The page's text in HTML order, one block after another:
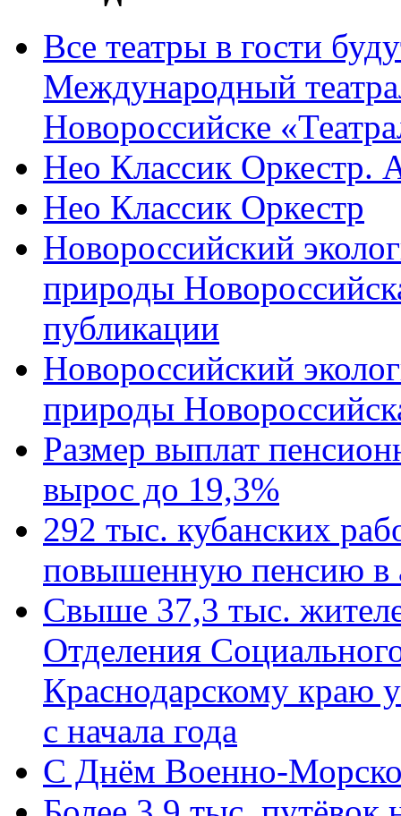
Все театры в гости
Международный
Новороссийске
Нео Классик Оркестр.
Нео Классик Оркестр
Новороссийский
природы
публикации
Новороссийский
природы
Размер выплат
вырос до 19,3%
292 тыс. кубанских
повышенную пенсию в
Свыше 37,3 тыс.
Отделения
Краснодарскому краю
с начала года
C Днём Военно-